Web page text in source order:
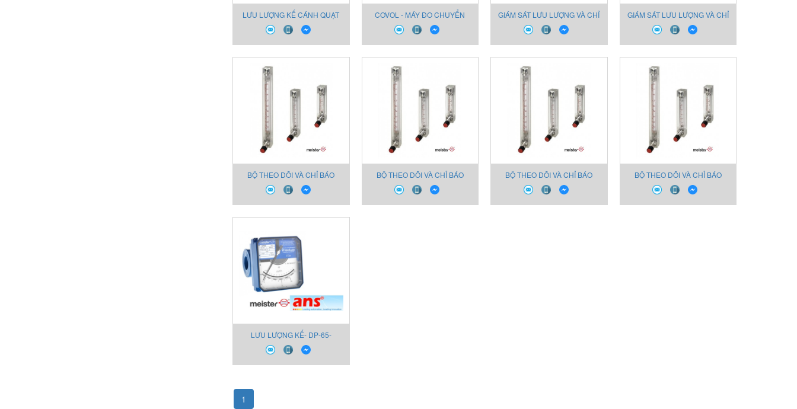
LƯU LƯỢNG KẾ CÁNH QUẠT
DHGA-10 CHO CHẤT LỎNG
COVOL - MÁY ĐO CHUYỂN
DỊCH TÍCH CỰC CHO DẦU
GIÁM SÁT LƯU LƯỢNG VÀ CHỈ
THỊ CHO CHẤT LỎNG VÀ KHÍ
6002
GIÁM SÁT LƯU LƯỢNG VÀ CHỈ
THỊ CHO CHẤT LỎNG VÀ KHÍ
6001
BỘ THEO DÕI VÀ CHỈ BÁO
LƯU LƯỢNG CHẤT LỎNG VÀ
KHÍ 2340
BỘ THEO DÕI VÀ CHỈ BÁO
LƯU LƯỢNG CHẤT LỎNG VÀ
KHÍ 2300
BỘ THEO DÕI VÀ CHỈ BÁO
LƯU LƯỢNG CHẤT LỎNG VÀ
KHÍ 2150
BỘ THEO DÕI VÀ CHỈ BÁO
LƯU LƯỢNG CHẤT LỎNG VÀ
KHÍ 2100
LƯU LƯỢNG KẾ- DP-65-
MEISTER
1